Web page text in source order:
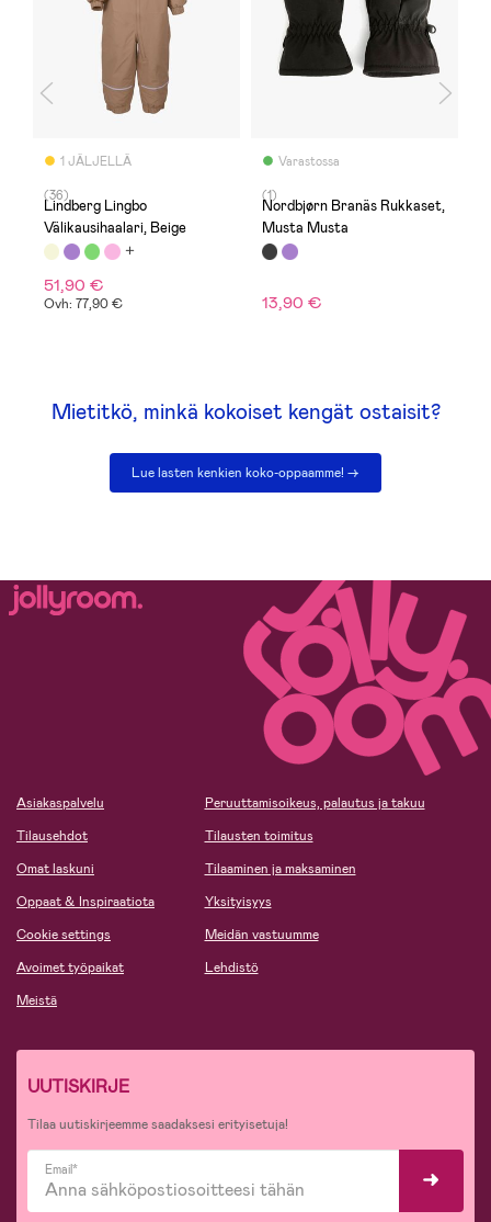
1 JÄLJELLÄ
(36)
Lindberg Lingbo
Välikausihaalari, Beige
51,90 €
Ovh: 77,90 €
Varastossa
(1)
Nordbjørn Branäs Rukkaset,
Musta Musta
13,90 €
Mietitkö, minkä kokoiset kengät ostaisit?
Lue lasten kenkien koko-oppaamme! ->
Asiakaspalvelu
Tilausehdot
Omat laskuni
Oppaat & Inspiraatiota
Cookie settings
Avoimet työpaikat
Meistä
Peruuttamisoikeus, palautus ja takuu
Tilausten toimitus
Tilaaminen ja maksaminen
Yksityisyys
Meidän vastuumme
Lehdistö
UUTISKIRJE
Tilaa uutiskirjeemme saadaksesi erityisetuja!
Email*